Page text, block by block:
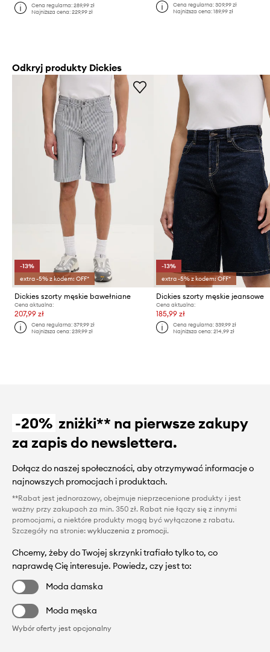
Cena regularna:289,99 zł
Najniższa cena:229,99 zł
Cena regularna: 309,99 zł
Najniższa cena: 189,99 zł
Odkryj produkty Dickies
-13%
extra -5% z kodem: OFF*
Dickies szorty męskie bawełniane
Cena aktualna:
207,99 zł
Cena regularna:379,99 zł
Najniższa cena:239,99 zł
-13%
extra -5% z kodem: OFF*
Dickies szorty męskie jeansowe
Cena aktualna:
185,99 zł
Cena regularna: 339,99 zł
Najniższa cena: 214,99 zł
-20% zniżki** na pierwsze zakupy
za zapis do newslettera.
Dołącz do naszej społeczności, aby otrzymywać informacje o
najnowszych promocjach i produktach.
**Rabat jest jednorazowy, obejmuje nieprzecenione produkty i jest
ważny przy zakupach za min. 350 zł. Rabat nie łączy się z innymi
promocjami, a niektóre produkty mogą być wyłączone z rabatu.
Szczegóły na stronie: wykluczenia z promocji.
Chcemy, żeby do Twojej skrzynki trafiało tylko to, co
naprawdę Cię interesuje. Powiedz, czy jest to:
Moda damska
Moda męska
Wybór oferty jest opcjonalny